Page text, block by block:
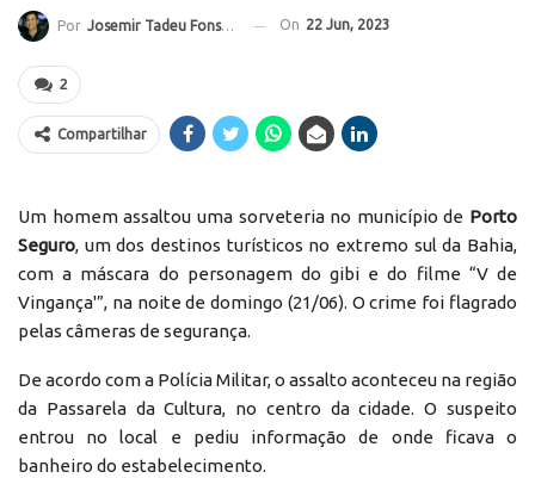
Por Josemir Tadeu Fonseca On 22 Jun, 2023
2
Compartilhar
Um homem assaltou uma sorveteria no município de Porto
Seguro, um dos destinos turísticos no extremo sul da Bahia,
com a máscara do personagem do gibi e do filme “V de
Vingança'”, na noite de domingo (21/06). O crime foi flagrado
pelas câmeras de segurança.
De acordo com a Polícia Militar, o assalto aconteceu na região
da Passarela da Cultura, no centro da cidade. O suspeito
entrou no local e pediu informação de onde ficava o
banheiro do estabelecimento.